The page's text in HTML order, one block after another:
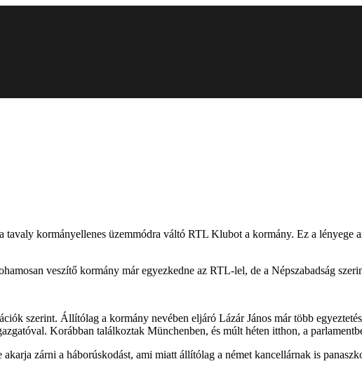
tavaly kormányellenes üzemmódra váltó RTL Klubot a kormány. Ez a
veszítő kormány már egyezkedne az RTL-lel, de a Népszabadság
szerint. Állítólag a kormány nevében eljáró Lázár János már több
Korábban találkoztak Münchenben, és múlt héten itthon, a
zárni a háborúskodást, ami miatt állítólag a német kancellárnak is